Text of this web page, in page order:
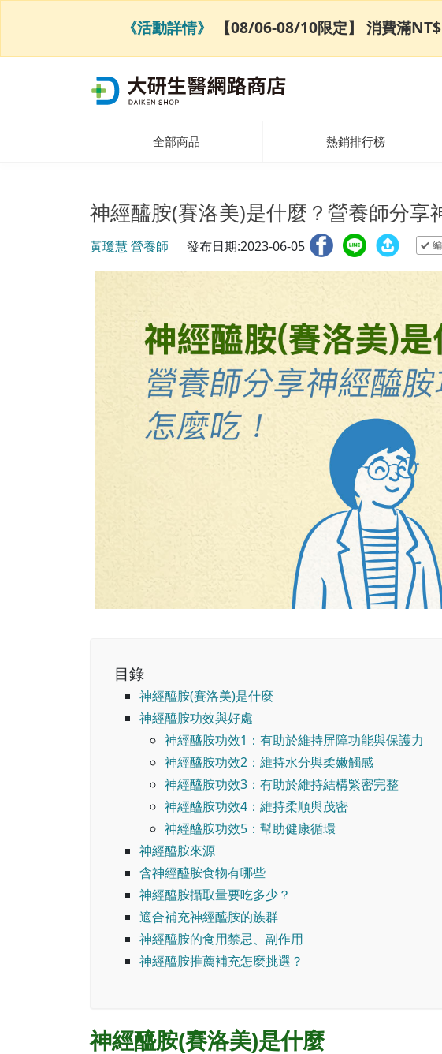
全部商品 熱銷排行榜
神經醯胺(賽洛美)是什麼？營養師分
黃瓊慧 營養師 發布日期:2023-06-05
目錄
神經醯胺(賽洛美)是什麼
神經醯胺功效與好處
神經醯胺功效1：有助於維持屏障功能與保護力
神經醯胺功效2：維持水分與柔嫩觸感
神經醯胺功效3：有助於維持結構緊密完整
神經醯胺功效4：維持柔順與茂密
神經醯胺功效5：幫助健康循環
神經醯胺來源
含神經醯胺食物有哪些
神經醯胺攝取量要吃多少？
適合補充神經醯胺的族群
神經醯胺的食用禁忌、副作用
神經醯胺推薦補充怎麼挑選？
神經醯胺(賽洛美)是什麼
《活動詳情》 【08/06-08/10限定】 消費滿